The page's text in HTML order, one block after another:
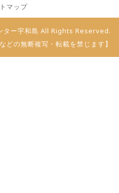
マップ
ー宇和島 All Rights Reserved.
どの無断複写・転載を禁じます】